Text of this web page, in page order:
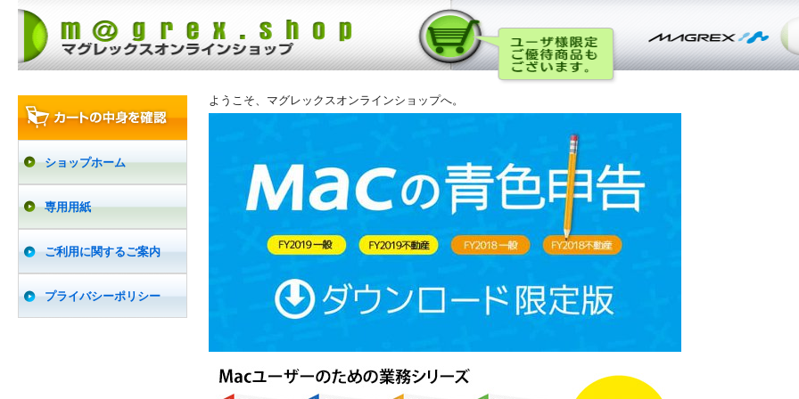
ショップホーム
専用用紙
ご利用に関するご案内
プライバシーポリシー
ようこそ、マグレックスオンラインショップへ。